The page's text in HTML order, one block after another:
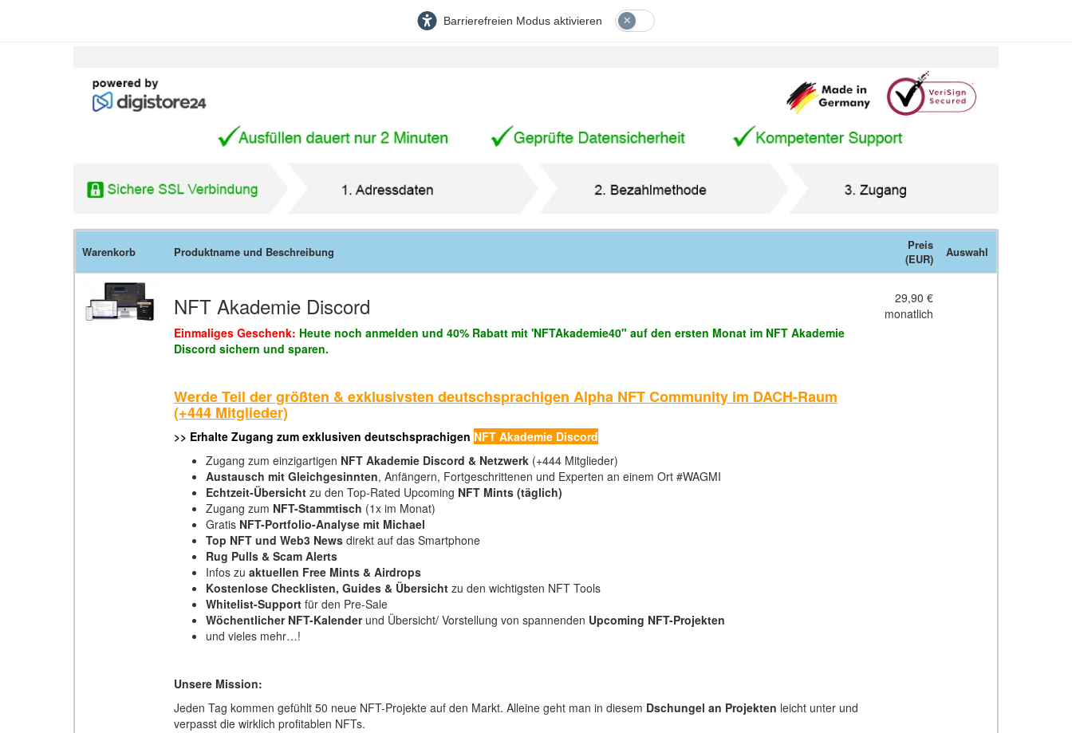
Barrierefreien Modus aktivieren
Warenkorb Produktname und Beschreibung
Preis
(EUR)
Auswahl
NFT Akademie Discord
Einmaliges Geschenk: Heute noch anmelden und 40% Rabatt mit 'NFTAkademie40" auf den ersten Monat im NFT Akademie
Discord sichern und sparen.
Werde Teil der größten & exklusivsten deutschsprachigen Alpha NFT Community im DACH-Raum
(+444 Mitglieder)
>> Erhalte Zugang zum exklusiven deutschsprachigen NFT Akademie Discord
Zugang zum einzigartigen NFT Akademie Discord & Netzwerk (+444 Mitglieder)
Austausch mit Gleichgesinnten, Anfängern, Fortgeschrittenen und Experten an einem Ort #WAGMI
Echtzeit-Übersicht zu den Top-Rated Upcoming NFT Mints (täglich)
Zugang zum NFT-Stammtisch (1x im Monat)
Gratis NFT-Portfolio-Analyse mit Michael
Top NFT und Web3 News direkt auf das Smartphone
Rug Pulls & Scam Alerts
Infos zu aktuellen Free Mints & Airdrops
Kostenlose Checklisten, Guides & Übersicht zu den wichtigsten NFT Tools
Whitelist-Support für den Pre-Sale
Wöchentlicher NFT-Kalenderund Übersicht/ Vorstellung von spannenden Upcoming NFT-Projekten
und vieles mehr…!
Unsere Mission:
Jeden Tag kommen gefühlt 50 neue NFT-Projekte auf den Markt. Alleine geht man in diesem Dschungel an Projekten leicht unter und
verpasst die wirklich profitablen NFTs.
29,90 €
monatlich